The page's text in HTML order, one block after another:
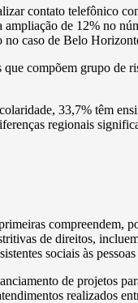
contato telefônico
de 12% no
caso de Belo
compõem grupo de
33,7% têm
regionais
de direitos,
sociais às
de projetos
realizados